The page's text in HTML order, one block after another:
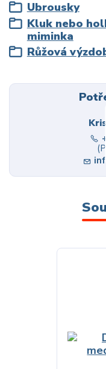
Ubrousky
Kluk nebo
miminka
Růžová